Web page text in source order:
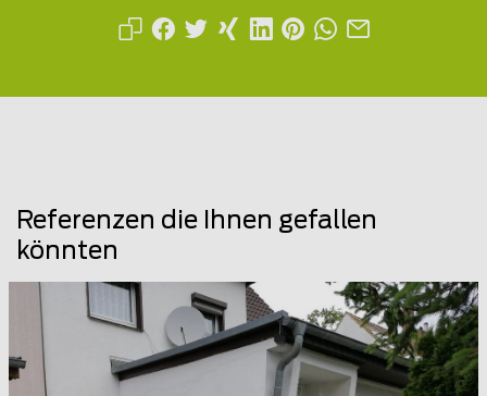
Referenzen die Ihnen gefallen
könnten